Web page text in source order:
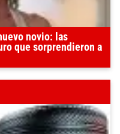
novio: las
que sorprendieron a